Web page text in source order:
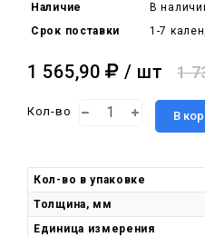
Наличие
В
Срок поставки
1-7
1 565,90 / шт 1
Кол-во В
Кол-во в упаковке
Толщина, мм
Единица измерения